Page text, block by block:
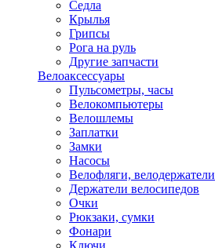
Седла
Крылья
Грипсы
Рога на руль
Другие запчасти
Велоаксессуары
Пульсометры, часы
Велокомпьютеры
Велошлемы
Заплатки
Замки
Насосы
Велофляги, велодержатели
Держатели велосипедов
Очки
Рюкзаки, сумки
Фонари